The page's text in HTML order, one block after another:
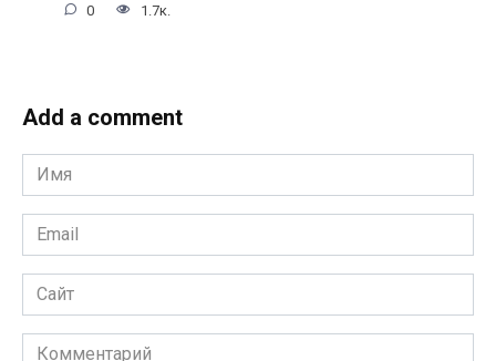
0 1.7к.
Add a comment
Имя
*
Email
*
Сайт
Комментарий